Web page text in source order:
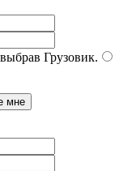
Грузовик.